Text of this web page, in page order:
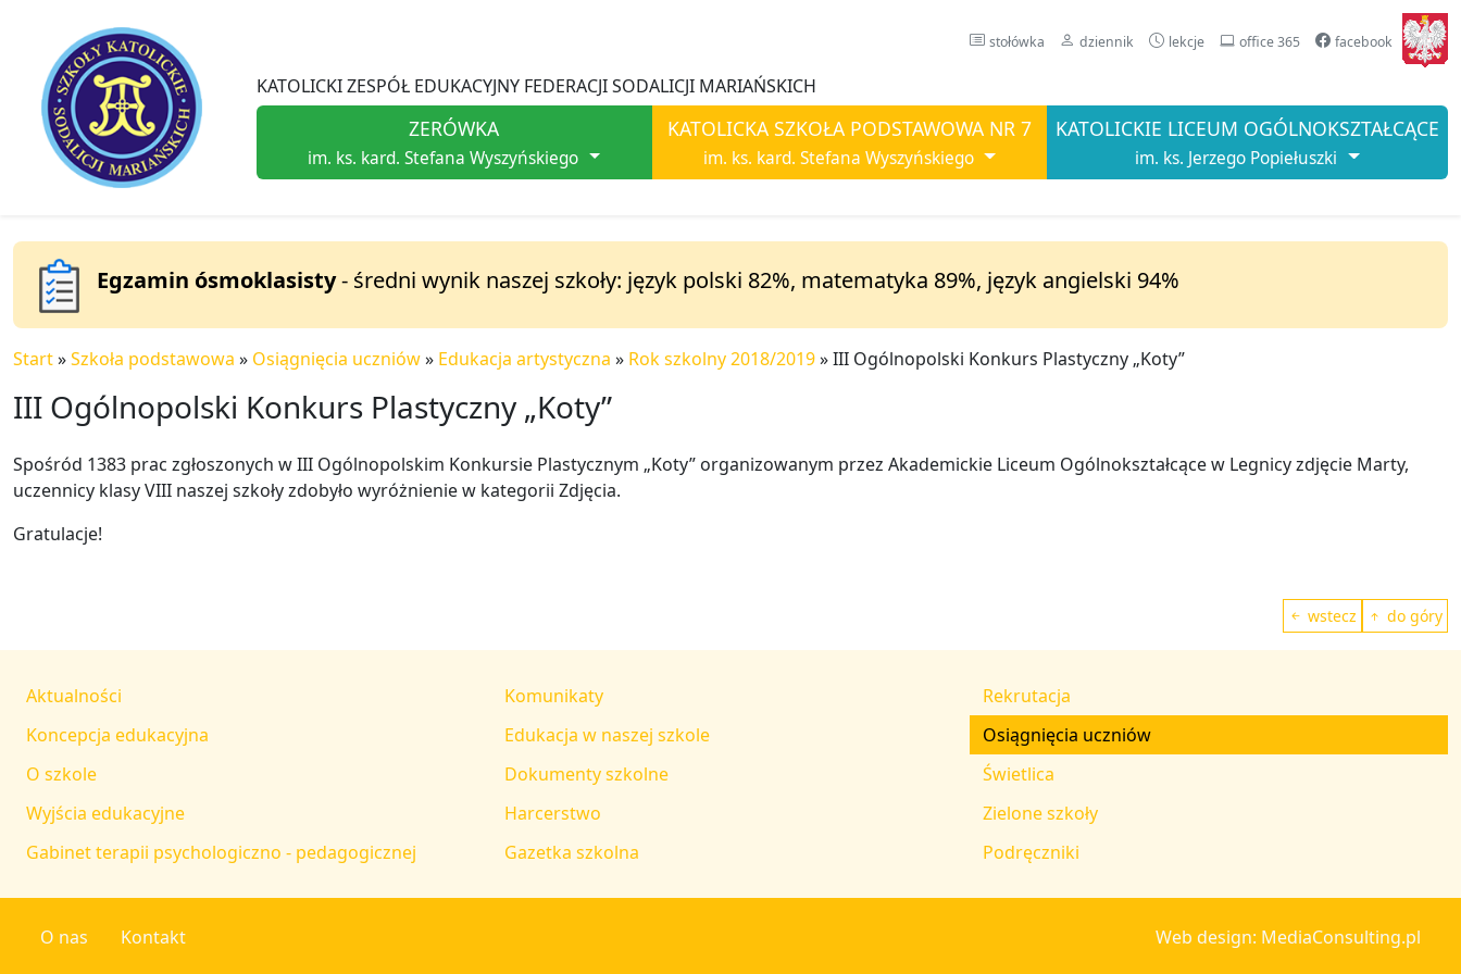
stołówka dziennik lekcje office 365 facebook
KATOLICKI ZESPÓŁ EDUKACYJNY FEDERACJI SODALICJI MARIAŃSKICH
ZERÓWKA
im. ks. kard. Stefana Wyszyńskiego
KATOLICKA SZKOŁA PODSTAWOWA NR 7
im. ks. kard. Stefana Wyszyńskiego
KATOLICKIE LICEUM OGÓLNOKSZTAŁCĄCE
im. ks. Jerzego Popiełuszki
Egzamin ósmoklasisty- średni wynik naszej szkoły: język polski 82%, matematyka 89%, język angielski 94%
Start»Szkoła podstawowa » Osiągnięcia uczniów» Edukacja artystyczna » Rok szkolny 2018/2019»III Ogólnopolski Konkurs Plastyczny „Koty”
III Ogólnopolski Konkurs Plastyczny „Koty”
Spośród 1383 prac zgłoszonych w III Ogólnopolskim Konkursie Plastycznym „Koty” organizowanym przez Akademickie Liceum Ogólnokształcące w Legnicy zdjęcie Marty,
uczennicy klasy VIII naszej szkoły zdobyło wyróżnienie w kategorii Zdjęcia.
Gratulacje!
wstecz do góry
Aktualności Komunikaty
Rekrutacja
Koncepcja edukacyjna
Edukacja w naszej szkole
Osiągnięcia uczniów
O szkole
Dokumenty szkolne
Świetlica
Wyjścia edukacyjne
Harcerstwo
Zielone szkoły
Gabinet terapii psychologiczno - pedagogicznej
Gazetka szkolna Podręczniki
O nas Kontakt Web design: MediaConsulting.pl